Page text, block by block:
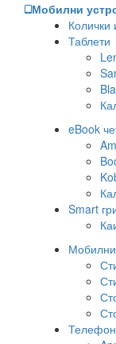
Мобилни
Таблети
eBook
Smart